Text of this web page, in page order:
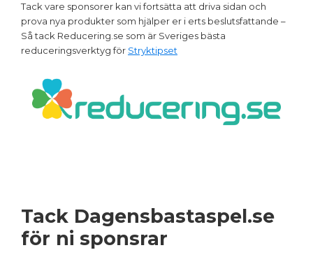
Tack vare sponsorer kan vi fortsätta att driva sidan och
prova nya produkter som hjälper er i erts beslutsfattande –
Så tack Reducering.se som är Sveriges bästa
reduceringsverktyg för Stryktipset
Tack Dagensbastaspel.se
för ni sponsrar